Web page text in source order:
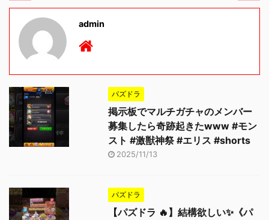
admin
パズドラ
掲示板でマルチガチャのメンバー
募集したら奇跡起きたwww #モン
スト #激獣神祭 #エリス #shorts
2025/11/13
パズドラ
【パズドラ 🔥】結構欲しい✨《パ